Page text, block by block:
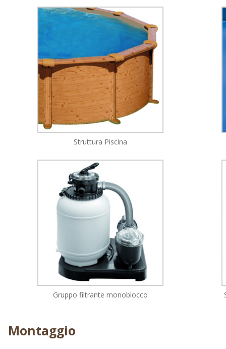
Struttura Piscina
Gruppo filtrante monoblocco
Montaggio